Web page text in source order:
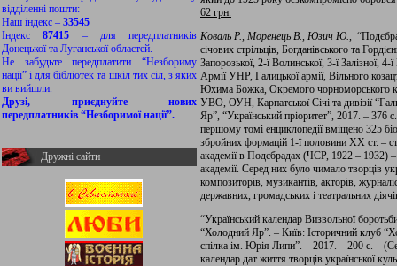
відділенні пошти:
Наш індекс – 33545
Індекс87415 – для передплатників
Донецької та Луганської областей.
Не забудьте передплатити “Незбориму
нації” і для бібліотек та шкіл тих сіл, з яких
ви вийшли.
Друзі, приєднуйте нових
передплатників “Незборимої нації”.
Дружні сайти
62 грн.
Коваль Р., Моренець В., Юзич Ю.,
січових стрільців, Богданівського та
Запорозької, 2-ї Волинської, 3-ї Залізної, 4-
Армії УНР, Галицької армії, Вільного
Юхима Божка, Окремого чорноморського
УВО, ОУН, Карпатської Січі та дивізії
Яр”, “Український пріоритет”, 2017. – 376
першому томі енциклопедії вміщено 325
збройних формацій 1-ї половини ХХ ст. –
академії в Подєбрадах (ЧСР, 1922 – 1932) –
академії. Серед них було чимало творців
композиторів, музикантів, акторів,
державних, громадських і театральних
“Український календар Визвольної
“Холодний Яр”. – Київ: Історичний клуб
спілка ім. Юрія Липи”. – 2017. – 200 с. –
календар дат життя творців української